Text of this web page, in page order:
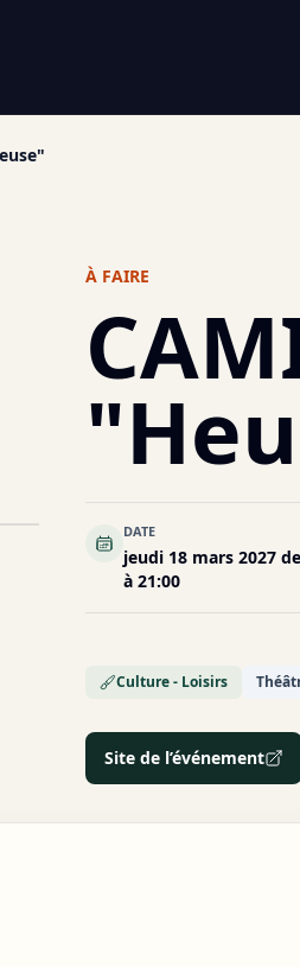
À FAIRE
DATE
jeudi 18 mars 2027
à 21:00
Culture - Loisirs
Site de l’événement